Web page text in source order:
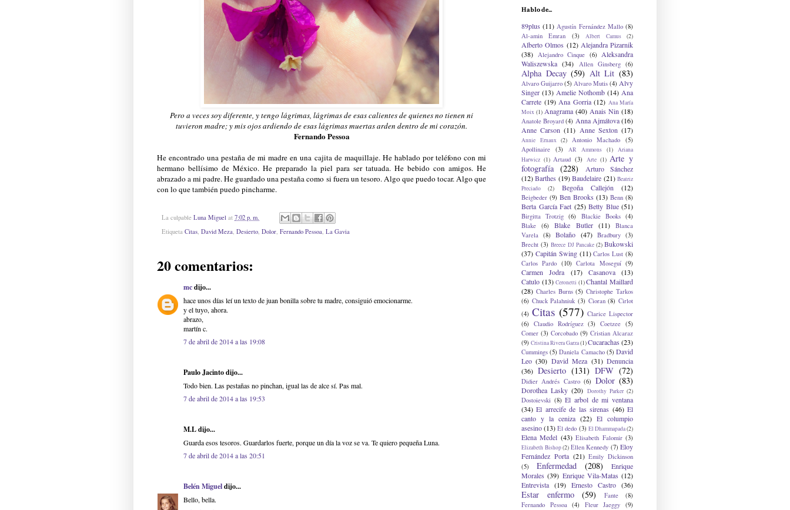
Pero a veces soy diferente, y tengo lágrimas, lágrimas de esas calientes de quienes no tienen ni
tuvieron madre; y mis ojos ardiendo de esas lágrimas muertas arden dentro de mi corazón.
Fernando Pessoa
He encontrado una pestaña de mi madre en una cajita de maquillaje. He hablado por teléfono con mi
hermano bellísimo de México. He preparado la piel para ser tatuada. He bebido con amigos. He
abrazado a mi padre. He guardado una pestaña como si fuera un tesoro. Algo que puedo tocar. Algo que
con lo que también puedo pincharme.
La culpable Luna Miguel at 7:02 p. m.
Etiqueta Citas, David Meza, Desierto, Dolor, Fernando Pessoa, La Gavia
20 comentarios:
mcdijo...
hace unos días leí un texto de juan bonilla sobre tu madre, consiguió emocionarme.
y el tuyo, ahora.
abrazo,
martín c.
7 de abril de 2014 a las 19:08
Paulo Jacinto dijo...
Todo bien. Las pestañas no pinchan, igual las de alce sí. Pas mal.
7 de abril de 2014 a las 19:53
M.L dijo...
Guarda esos tesoros. Guardarlos fuerte, porque un día la voz se va. Te quiero pequeña Luna.
7 de abril de 2014 a las 20:51
Belén Migueldijo...
Bello, bella.
Hablo de...
89plus (11) Agustín Fernández Mallo (8)
Al-amin Emran
(3) Albert Camus (2)
Alberto Olmos (12) Alejandra Pizarnik
(38)
Alejandro Cinque (6)
Aleksandra
Waliszewska (34) Allen Ginsberg (6)
Alpha Decay (59) Alt Lit (83)
Alvaro Guijarro (5) Alvaro Mutis (4) Alvy
Singer (13) Amelie Nothomb (14) Ana
Carrete (19) Ana Gorria (12) Ana María
Moix (1) Anagrama (40) Anais Nin (18)
Anatole Broyard (4) Anna Ajmátova (16)
Anne Carson (11) Anne Sexton (17)
Annie Ernaux (2) Antonio Machado
(5)
Apollinaire
(3) AR Ammons (1)
Ariana
Harwicz (1) Artaud (3) Arte (1) Arte y
fotografía (228)
Arturo Sánchez
(12) Barthes (19) Baudelaire (21) Beatriz
Preciado
(2) Begoña Callejón (12)
Beigbeder (9) Ben Brooks (13) Benn (8)
Berta García Faet (25) Betty Blue (51)
Birgitta Trotzig (6) Blackie Books (4)
Blake
(6) Blake Butler (11)
Blanca
Varela
(8) Bolaño (47) Bradbury (3)
Brecht (3) Breece DJ Pancake (2) Bukowski
(37) Capitán Swing (11) Carlos Lust (8)
Carlos Pardo (10) Carlota Moseguí (9)
Carmen Jodra (17) Casanova
(13)
Catulo (13) Ceronetti (1) Chantal Maillard
(28) Charles Burns (5) Christophe Tarkos
(6) Chuck Palahniuk (3) Cioran (8) Cirlot
(4) Citas (577) Clarice Lispector
(6)
Claudio Rodríguez (3) Coetzee (5)
Comer (3) Corcobado (9) Cristian Alcaraz
(9) Cristina Rivera Garza(1)Cucarachas (23)
Cummings (5) Daniela Camacho (5) David
Leo (30) David Meza (31) Denuncia
(36) Desierto (131) DFW (72)
Didier Andrés Castro (6) Dolor (83)
Dorothea Lasky (20) Dorothy Parker (2)
Dostoievski (8) El arbol de mi ventana
(34) El arrecife de las sirenas (46) El
canto y la ceniza (22) El columpio
asesino(13) El dedo (3) El Dhammapada(2)
Elena Medel (43) Elisabeth Falomir (3)
Elizabeth Bishop(2) Ellen Kennedy (7) Eloy
Fernández Porta (21) Emily Dickinson
(5)
Enfermedad (208)
Enrique
Morales (39) Enrique Vila-Matas (12)
Entrevista (19) Ernesto Castro (36)
Estar enfermo (59) Fante
(8)
Fernando Pessoa
(4) Fleur Jaeggy
(9)